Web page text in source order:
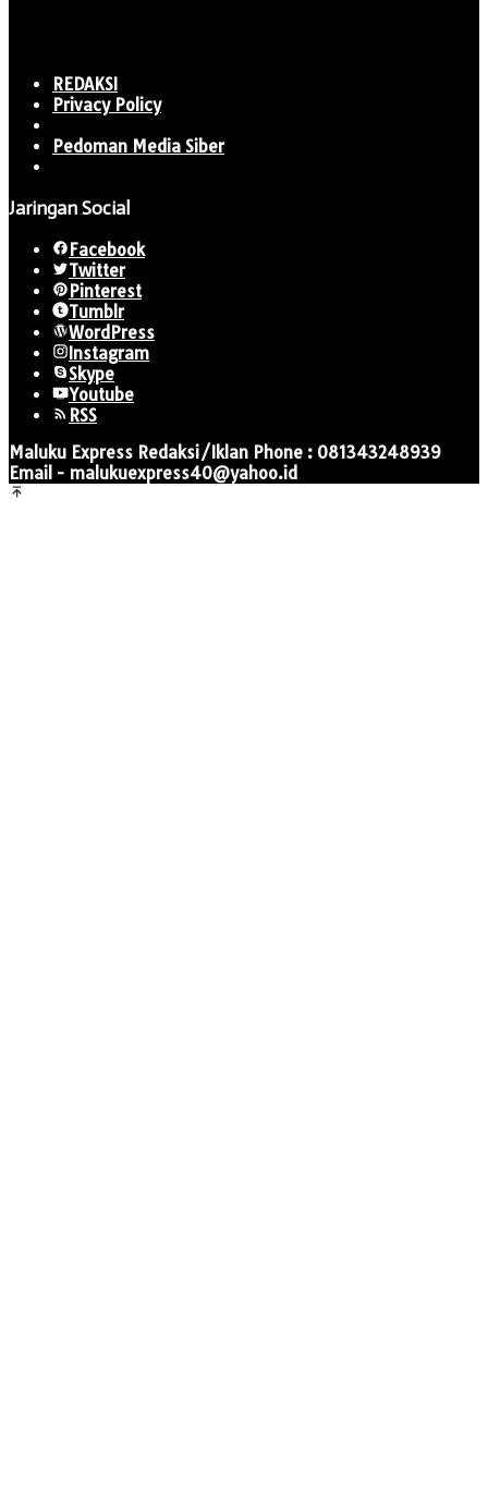
REDAKSI
Privacy Policy
Pedoman Media Siber
Jaringan Social
Facebook
Twitter
Pinterest
Tumblr
WordPress
Instagram
Skype
Youtube
RSS
Maluku Express Redaksi/Iklan Phone : 081343248939
Email - malukuexpress40@yahoo.id